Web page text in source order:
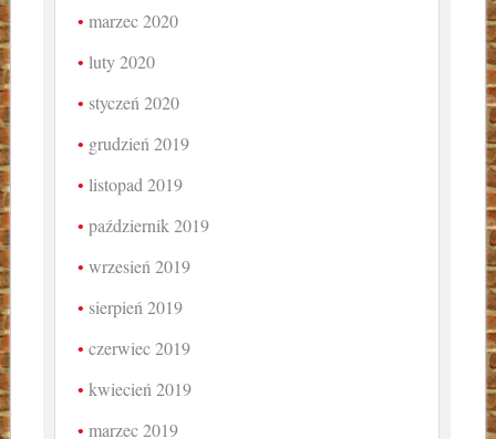
marzec 2020
luty 2020
styczeń 2020
grudzień 2019
listopad 2019
październik 2019
wrzesień 2019
sierpień 2019
czerwiec 2019
kwiecień 2019
marzec 2019